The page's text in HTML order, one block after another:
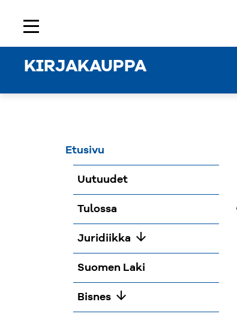
KIRJAKAUPPA
Etusivu
Etusivu
Uutuudet
Tulossa
Juridiikka arrow_downward
Suomen Laki
Bisnes arrow_downward